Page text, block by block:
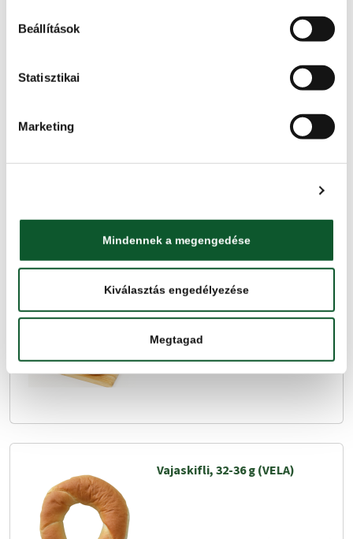
Adatkezelési tájékoztató
Beállítások
Statisztikai
Marketing
Mindennek a megengedése
Kiválasztás engedélyezése
Megtagad
Vajjal készült foszlós kalács,
Tovább
Vajaskifli, 35 g (KEMENCE)
Vajaskifli, 32-36 g (VELA)